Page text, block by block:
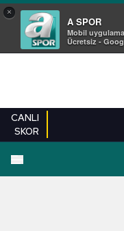
×
A SPOR
Mobil
Ücretsiz -
CANLI
SKOR